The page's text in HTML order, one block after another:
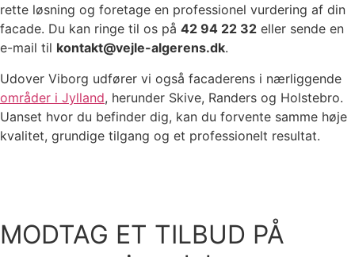
rette løsning og foretage en professionel vurdering af din
facade. Du kan ringe til os på 42 94 22 32 eller sende en
e-mail til kontakt@vejle-algerens.dk.
Udover Viborg udfører vi også facaderens i nærliggende
områder i Jylland, herunder Skive, Randers og Holstebro.
Uanset hvor du befinder dig, kan du forvente samme høje
kvalitet, grundige tilgang og et professionelt resultat.
MODTAG ET TILBUD PÅ